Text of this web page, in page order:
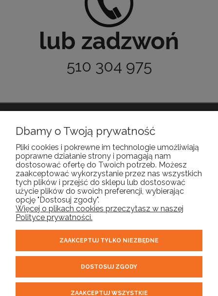
lub zadzwoń
510 304 975
POMOC
MOJE KONTO
PŁATNOŚCI I DOSTAWA
INFORMACJE
O NAS
ORELL | tel.510 304 975| email:sklep@orell.pl| ul. Cukrowa 10F,
Dbamy o Twoją prywatność
Pliki cookies i pokrewne im technologie umożliwiają
poprawne działanie strony i pomagają nam
dostosować ofertę do Twoich potrzeb. Możesz
zaakceptować wykorzystanie przez nas wszystkich
tych plików i przejść do sklepu lub dostosować
użycie plików do swoich preferencji, wybierając
opcję "Dostosuj zgody".
Więcej o plikach cookies przeczytasz w naszej
Polityce prywatności.
ZAAKCEPTUJ TYLKO NIEZBĘDNE
DOSTOSUJ ZGODY
ZAAKCEPTUJ WSZYSTKIE